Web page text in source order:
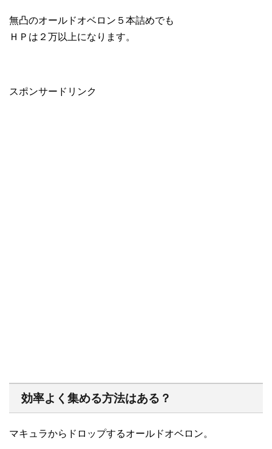
無凸のオールドオベロン５本詰めでも
ＨＰは２万以上になります。
スポンサードリンク
効率よく集める方法はある？
マキュラからドロップするオールドオベロン。